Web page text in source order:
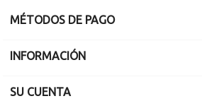
MÉTODOS DE PAGO
INFORMACIÓN
SU CUENTA